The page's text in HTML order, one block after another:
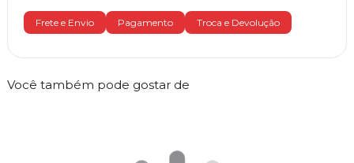
Frete e Envio Pagamento Troca e Devolução
Você também pode gostar de